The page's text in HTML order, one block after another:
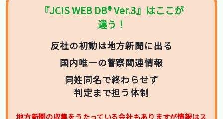
『JCIS WEB DB® Ver.3』はここが
違う！
反社の初動は地方新聞に出る
国内唯一の警察関連情報
同姓同名で終わらせず
判定まで担う体制
地方新聞の収集をうたっている会社もありますが情報はス